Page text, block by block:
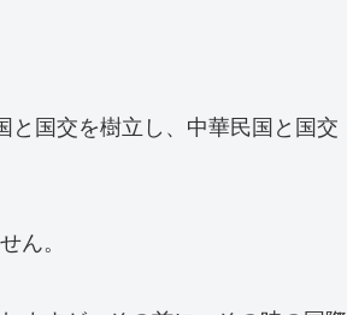
と国交を樹立し、中華民国と国交
ん。